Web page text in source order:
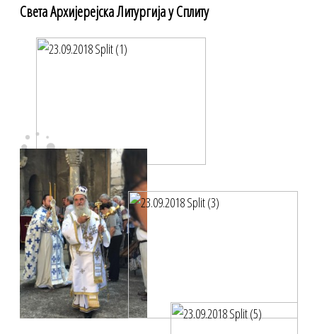
Света Архијерејска Литургија у Сплиту